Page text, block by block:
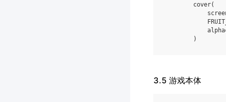
cover(
alpha
)
3.5 游戏本体